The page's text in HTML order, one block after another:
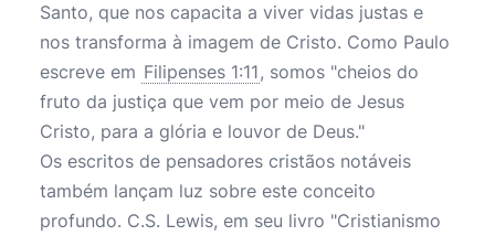
Santo, que nos capacita a viver vidas justas e
nos transforma à imagem de Cristo. Como Paulo
escreve em Filipenses 1:11, somos "cheios do
fruto da justiça que vem por meio de Jesus
Cristo, para a glória e louvor de Deus."
Os escritos de pensadores cristãos notáveis
também lançam luz sobre este conceito
profundo. C.S. Lewis, em seu livro "Cristianismo